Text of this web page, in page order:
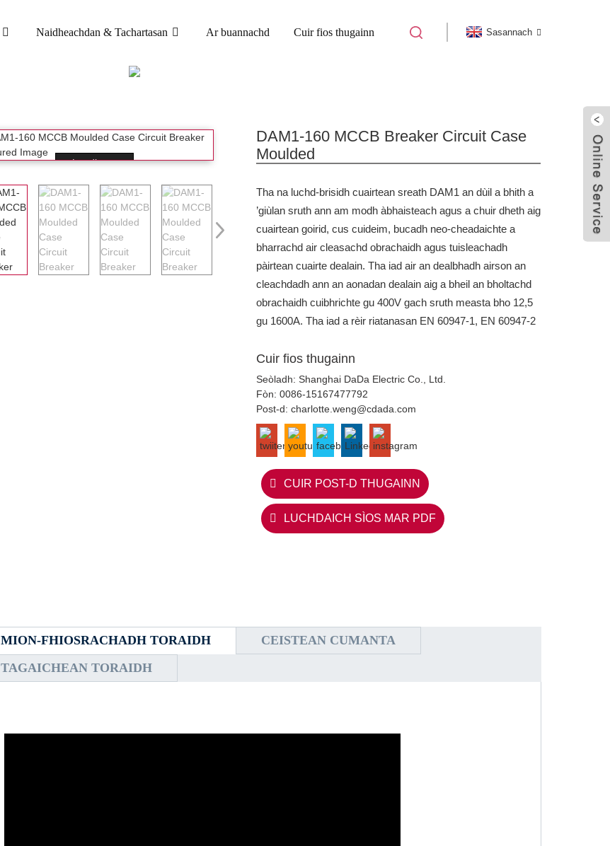
Naidheachdan & Tachartasan Ar buannachd Cuir fios thugainn Sasannach
Loading...
DAM1-160 MCCB Breaker Circuit Case
Moulded
Tha na luchd-brisidh cuairtean sreath DAM1 an dùil a bhith a
’giùlan sruth ann am modh àbhaisteach agus a chuir dheth aig
cuairtean goirid, cus cuideim, bucadh neo-cheadaichte a
bharrachd air cleasachd obrachaidh agus tuisleachadh
pàirtean cuairte dealain. Tha iad air an dealbhadh airson an
cleachdadh ann an aonadan dealain aig a bheil an bholtachd
obrachaidh cuibhrichte gu 400V gach sruth measta bho 12,5
gu 1600A. Tha iad a rèir riatanasan EN 60947-1, EN 60947-2
Cuir fios thugainn
Seòladh: Shanghai DaDa Electric Co., Ltd.
Fòn:0086-15167477792
Post-d:charlotte.weng@cdada.com
CUIR POST-D THUGAINN
LUCHDAICH SÌOS MAR PDF
MION-FHIOSRACHADH TORAIDH
CEISTEAN CUMANTA
TAGAICHEAN TORAIDH